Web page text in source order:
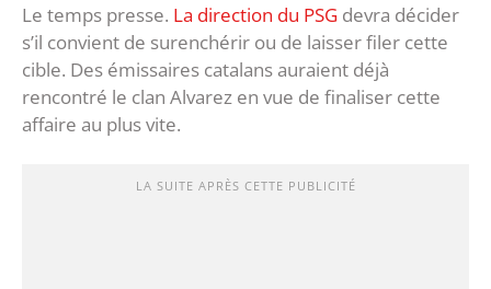
Le temps presse. La direction du PSG devra décider
s’il convient de surenchérir ou de laisser filer cette
cible. Des émissaires catalans auraient déjà
rencontré le clan Alvarez en vue de finaliser cette
affaire au plus vite.
LA SUITE APRÈS CETTE PUBLICITÉ